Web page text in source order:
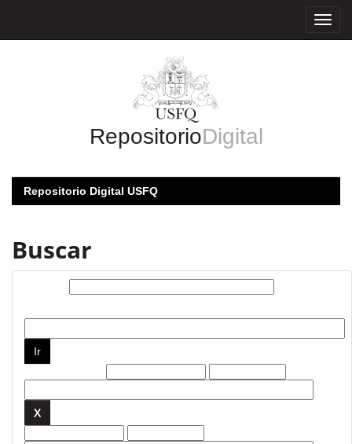
RepositorioDigital
Repositorio Digital USFQ
Buscar